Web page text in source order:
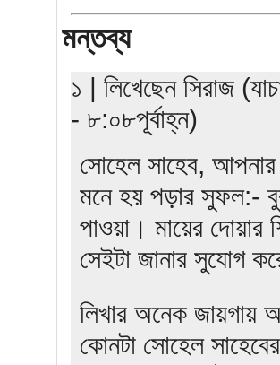
মন্তব্য
১ | লিখেছেন সিরাজ
- ৮:০৮পূর্বাহ্ন)
সোহেল সাহেব,
মনে হয় পড়ার সুফল:-
পাওয়া। মায়ের
সেইটা জানার সুযোগ
লিখার অনেক জায়গায়
কোনটা সোহেল